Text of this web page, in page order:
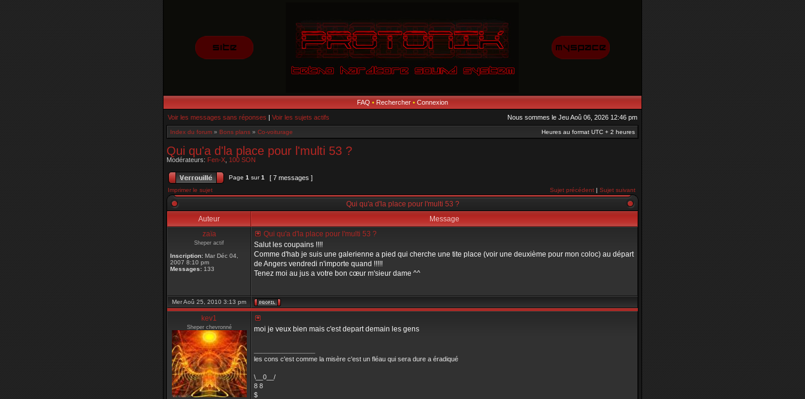
FAQ • Rechercher • Connexion
Voir les messages sans réponses | Voir les sujets actifs Nous sommes le Jeu Aoû 06, 2026 12:46 pm
Index du forum » Bons plans » Co-voiturage Heures au format UTC + 2 heures
Qui qu'a d'la place pour l'multi 53 ?
Modérateurs: Fen-X 100 SON
Page 1 sur1 [ 7 messages ]
Imprimer le sujet Sujet précédent | Sujet suivant
Qui qu'a d'la place pour l'multi 53 ?
Auteur
Message
zaïa
Sheper actif
Inscription: Mar Déc 04,
2007 8:10 pm
Messages: 133
Qui qu'a d'la place pour l'multi 53 ?
Salut les coupains !!!!
Comme d'hab je suis une galerienne a pied qui cherche une tite place (voir une deuxième pour mon coloc) au départ
de Angers vendredi n'importe quand !!!!!
Tenez moi au jus a votre bon cœur m'sieur dame ^^
Mer Aoû 25, 2010 3:13 pm
kev1
Sheper chevronné moi je veux bien mais c'est depart demain les gens
les cons c'est comme la misère c'est un fléau qui sera dure a éradiqué
\__0__/
8 8
$